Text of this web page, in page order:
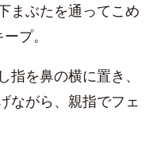
まぶたを通ってこめ
プ。
を鼻の横に置き、
ながら、親指でフェ